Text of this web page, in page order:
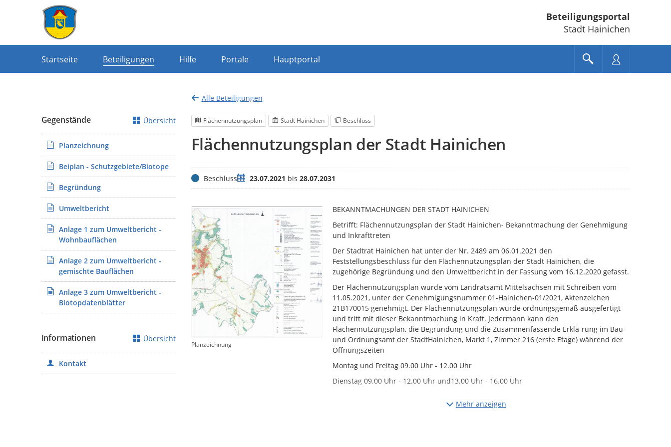
Beteiligungsportal
Stadt Hainichen
Startseite Beteiligungen Hilfe Portale Hauptportal
Alle Beteiligungen
Flächennutzungsplan Stadt Hainichen Beschluss
Flächennutzungsplan der Stadt Hainichen
StatusBeschlussZeitraum
23.07.2021 bis 28.07.2031
Planzeichnung
BEKANNTMACHUNGEN DER STADT HAINICHEN
Betrifft: Flächennutzungsplan der Stadt Hainichen- Bekanntmachung der Genehmigung
und Inkrafttreten
Der Stadtrat Hainichen hat unter der Nr. 2489 am 06.01.2021 den
Feststellungsbeschluss für den Flächennutzungsplan der Stadt Hainichen, die
zugehörige Begründung und den Umweltbericht in der Fassung vom 16.12.2020 gefasst.
Der Flächennutzungsplan wurde vom Landratsamt Mittelsachsen mit Schreiben vom
11.05.2021, unter der Genehmigungsnummer 01-Hainichen-01/2021, Aktenzeichen
21B170015 genehmigt. Der Flächennutzungsplan wurde ordnungsgemäß ausgefertigt
und tritt mit dieser Bekanntmachung in Kraft. Jedermann kann den
Flächennutzungsplan, die Begründung und die Zusammenfassende Erklä-rung im Bau-
und Ordnungsamt der StadtHainichen, Markt 1, Zimmer 216 (erste Etage) während der
Öffnungszeiten
Montag und Freitag 09.00 Uhr - 12.00 Uhr
Dienstag 09.00 Uhr - 12.00 Uhr und13.00 Uhr - 16.00 Uhr
Mehr anzeigen
Gegenstände Übersicht
Planzeichnung
Beiplan - Schutzgebiete/Biotope
Begründung
Umweltbericht
Anlage 1 zum Umweltbericht -
Wohnbauflächen
Anlage 2 zum Umweltbericht -
gemischte Bauflächen
Anlage 3 zum Umweltbericht -
Biotopdatenblätter
Informationen Übersicht
Kontakt